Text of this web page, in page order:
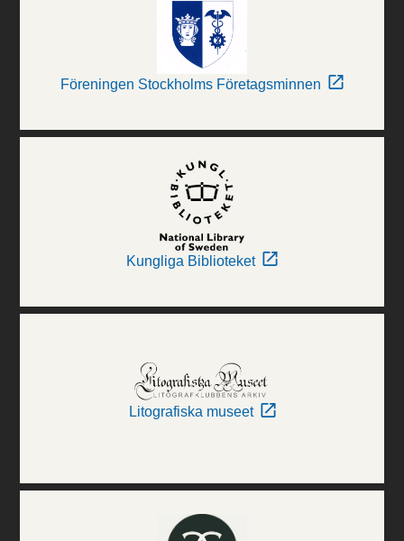
Föreningen Stockholms Företagsminnen
Kungliga Biblioteket
Litografiska museet